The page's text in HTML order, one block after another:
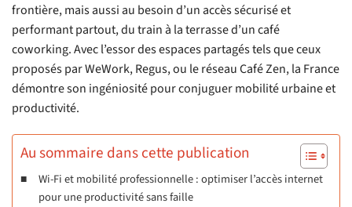
frontière, mais aussi au besoin d’un accès sécurisé et
performant partout, du train à la terrasse d’un café
coworking. Avec l’essor des espaces partagés tels que ceux
proposés par WeWork, Regus, ou le réseau Café Zen, la France
démontre son ingéniosité pour conjuguer mobilité urbaine et
productivité.
Au sommaire dans cette publication
Wi-Fi et mobilité professionnelle : optimiser l’accès internet
pour une productivité sans faille